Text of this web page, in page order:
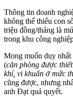
Thông tin doanh
không thể thiếu con
triệu đồng/tháng là
trong khu công
Mong muốn duy
(căn phòng được
khí, vi khuẩn ở mức
cũng được, nhưng
anh Đạt quả quyết.